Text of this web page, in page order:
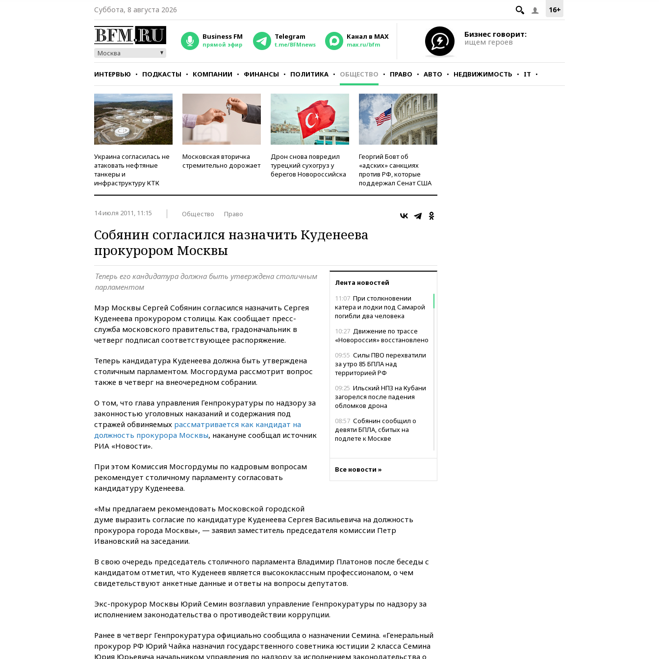
16+
Суббота, 8 августа 2026
Москва
Business FM
прямой эфир
Telegram
t.me/BFMnews
Канал в MAX
max.ru/bfm
Бизнес говорит:
ищем героев
ИНТЕРВЬЮ ПОДКАСТЫ КОМПАНИИ ФИНАНСЫ ПОЛИТИКА ОБЩЕСТВО ПРАВО АВТО НЕДВИЖИМОСТЬ IT
СТИЛЬ ТЕСТЫ
Украина согласилась не
атаковать нефтяные
танкеры и
инфраструктуру КТК
Московская вторичка
стремительно дорожает
Дрон снова повредил
турецкий сухогруз у
берегов Новороссийска
Георгий Бовт об
«адских» санкциях
против РФ, которые
поддержал Сенат США
14 июля 2011, 11:15 Общество Право
Собянин согласился назначить Куденеева
прокурором Москвы
Лента новостей
11:07 При столкновении
катера и лодки под Самарой
погибли два человека
10:27 Движение по трассе
«Новороссия» восстановлено
09:55 Силы ПВО перехватили
за утро 85 БПЛА над
территорией РФ
09:25 Ильский НПЗ на Кубани
загорелся после падения
обломков дрона
08:57 Собянин сообщил о
девяти БПЛА, сбитых на
подлете к Москве
регионами
07:30Нигерия стала
крупнейшим поставщиком
авиатоплива в Европу
обсуждают координацию
усилий против наркотрафика
05:30
миграционного кризиса
России
02:30 Трамп попросил
Все новости »
Теперь его кандидатура должна быть утверждена столичным
парламентом
Мэр Москвы Сергей Собянин согласился назначить Сергея
Куденеева прокурором столицы. Как сообщает пресс-
служба московского правительства, градоначальник в
четверг подписал соответствующее распоряжение.
Теперь кандидатура Куденеева должна быть утверждена
столичным парламентом. Мосгордума рассмотрит вопрос
также в четверг на внеочередном собрании.
О том, что глава управления Генпрокуратуры по надзору за
законностью уголовных наказаний и содержания под
стражей обвиняемых рассматривается как кандидат на
должность прокурора Москвы, накануне сообщал источник
РИА «Новости».
При этом Комиссия Мосгордумы по кадровым вопросам
рекомендует столичному парламенту согласовать
кандидатуру Куденеева.
«Мы предлагаем рекомендовать Московской городской
думе выразить согласие по кандидатуре Куденеева Сергея Васильевича на должность
прокурора города Москвы», — заявил заместитель председателя комиссии Петр
Ивановский на заседании.
В свою очередь председатель столичного парламента Владимир Платонов после беседы с
кандидатом отметил, что Куденеев является высококлассным профессионалом, о чем
свидетельствуют анкетные данные и ответы на вопросы депутатов.
Экс-прокурор Москвы Юрий Семин возглавил управление Генпрокуратуры по надзору за
исполнением законодательства о противодействии коррупции.
Ранее в четверг Генпрокуратура официально сообщила о назначении Семина. «Генеральный
прокурор РФ Юрий Чайка назначил государственного советника юстиции 2 класса Семина
Юрия Юрьевича начальником управления по надзору за исполнением законодательства о